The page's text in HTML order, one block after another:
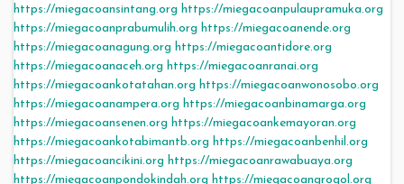
https://miegacoansintang.org https://miegacoanpulaupramuka.org
https://miegacoanprabumulih.org https://miegacoanende.org
https://miegacoanagung.org https://miegacoantidore.org
https://miegacoanaceh.org https://miegacoanranai.org
https://miegacoankotatahan.org https://miegacoanwonosobo.org
https://miegacoanampera.org https://miegacoanbinamarga.org
https://miegacoansenen.org https://miegacoankemayoran.org
https://miegacoankotabimantb.org https://miegacoanbenhil.org
https://miegacoancikini.org https://miegacoanrawabuaya.org
https://miegacoanpondokindah.org https://miegacoangrogol.org